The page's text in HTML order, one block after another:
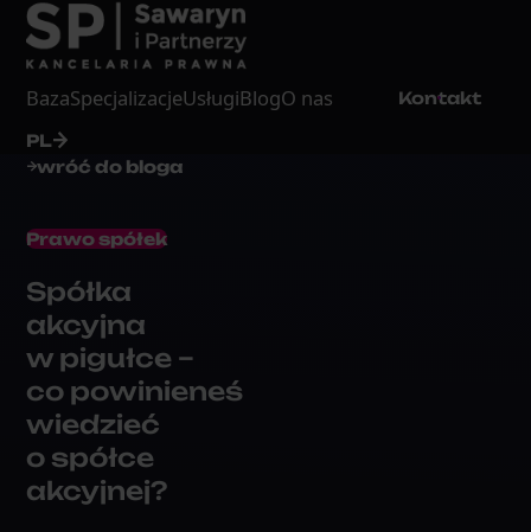
BazaSpecjalizacjeUsługiBlogO nas Kontakt
PL
wróć do bloga
Prawo spółek
Spółka
akcyjna
w pigułce –
co powinieneś
wiedzieć
o spółce
akcyjnej?